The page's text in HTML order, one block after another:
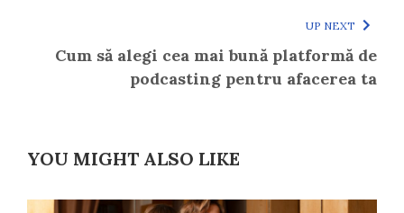
UP NEXT
Cum să alegi cea mai bună platformă de
podcasting pentru afacerea ta
YOU MIGHT ALSO LIKE